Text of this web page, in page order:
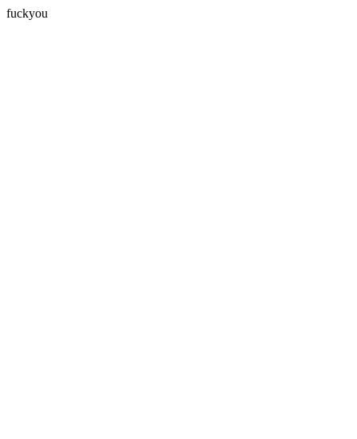
fuckyou